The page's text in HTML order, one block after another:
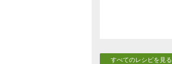
すべてのレシピを見る